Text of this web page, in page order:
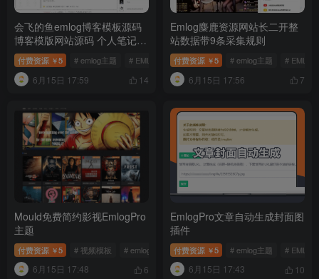
会飞的鱼emlog博客模板源码
博客模版网站源码 个人笔记博
客定制模板源码
付费资源 ￥5 # emlog主题 # EMLOG模板 # Emlog博客模板
6月15日 17:59 14
Emlog麋鹿资源网站长二开整
站数据带9条采集规则
付费资源 ￥5 # emlog主题 #
6月15日 17:56 7
Mould免费简约影视EmlogPro
主题
付费资源 ￥5 # 视频模板 # emlog主题 # EMLOG模板
6月15日 17:48 6
EmlogPro文章自动生成封面图
插件
付费资源 ￥5 # emlog主题 #
6月15日 17:43 10